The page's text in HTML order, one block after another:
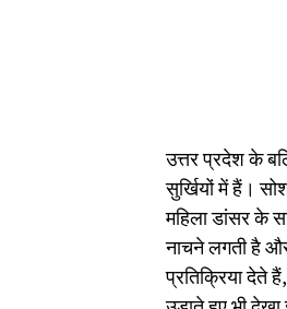
उत्तर प्रदेश के
सुर्खियों में हैं।
महिला डांसर के
नाचने लगती है
प्रतिक्रिया देते